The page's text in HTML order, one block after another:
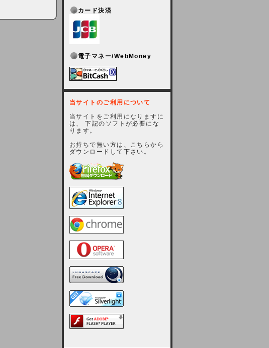
カード決済
電子マネー/WebMoney
当サイトのご利用について
当サイトをご利用になりますに
は、 下記のソフトが必要にな
ります。
お持ちで無い方は、こちらから
ダウンロードして下さい。